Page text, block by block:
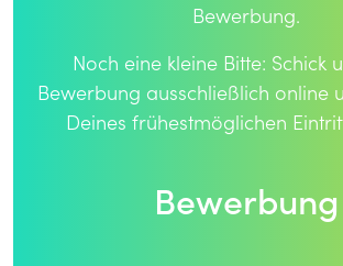
Bewerbung.
Noch eine kleine Bitte: Schick
Bewerbung ausschließlich online
Deines frühestmöglichen
Bewerbung